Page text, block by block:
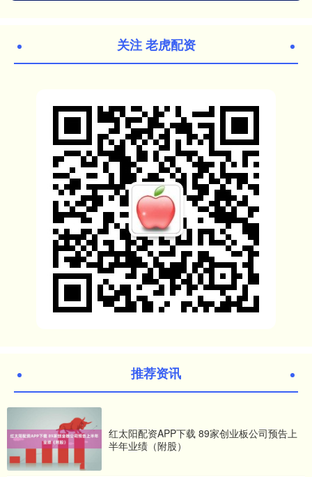
关注 老虎配资
推荐资讯
红太阳配资APP下载 89家创业板公司预告上
半年业绩（附股）